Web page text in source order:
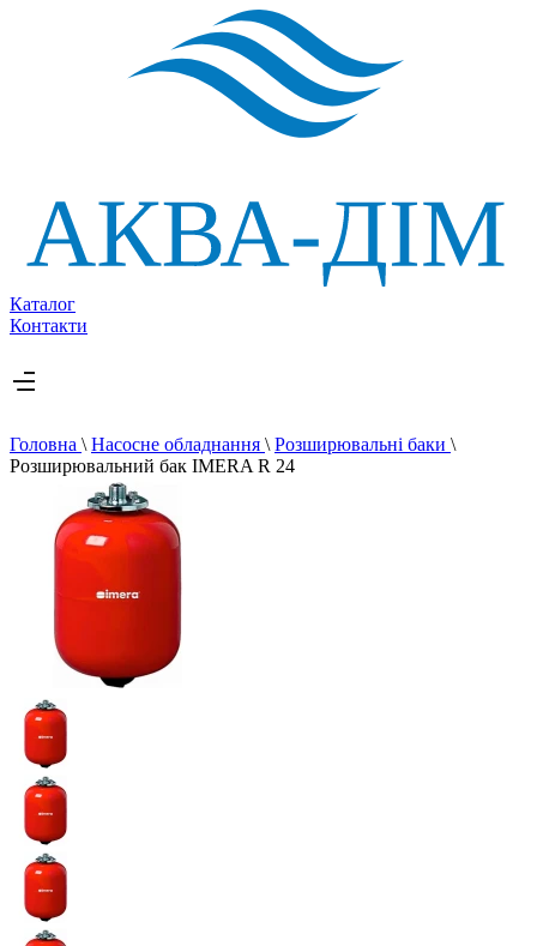
Каталог
Контакти
Головна \ Насосне обладнання \ Розширювальні баки \
Розширювальний бак IMERA R 24